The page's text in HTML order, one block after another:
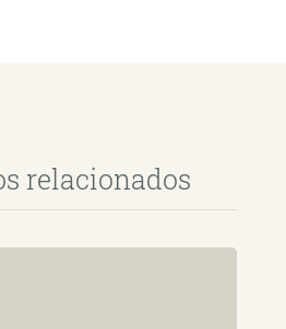
relacionados